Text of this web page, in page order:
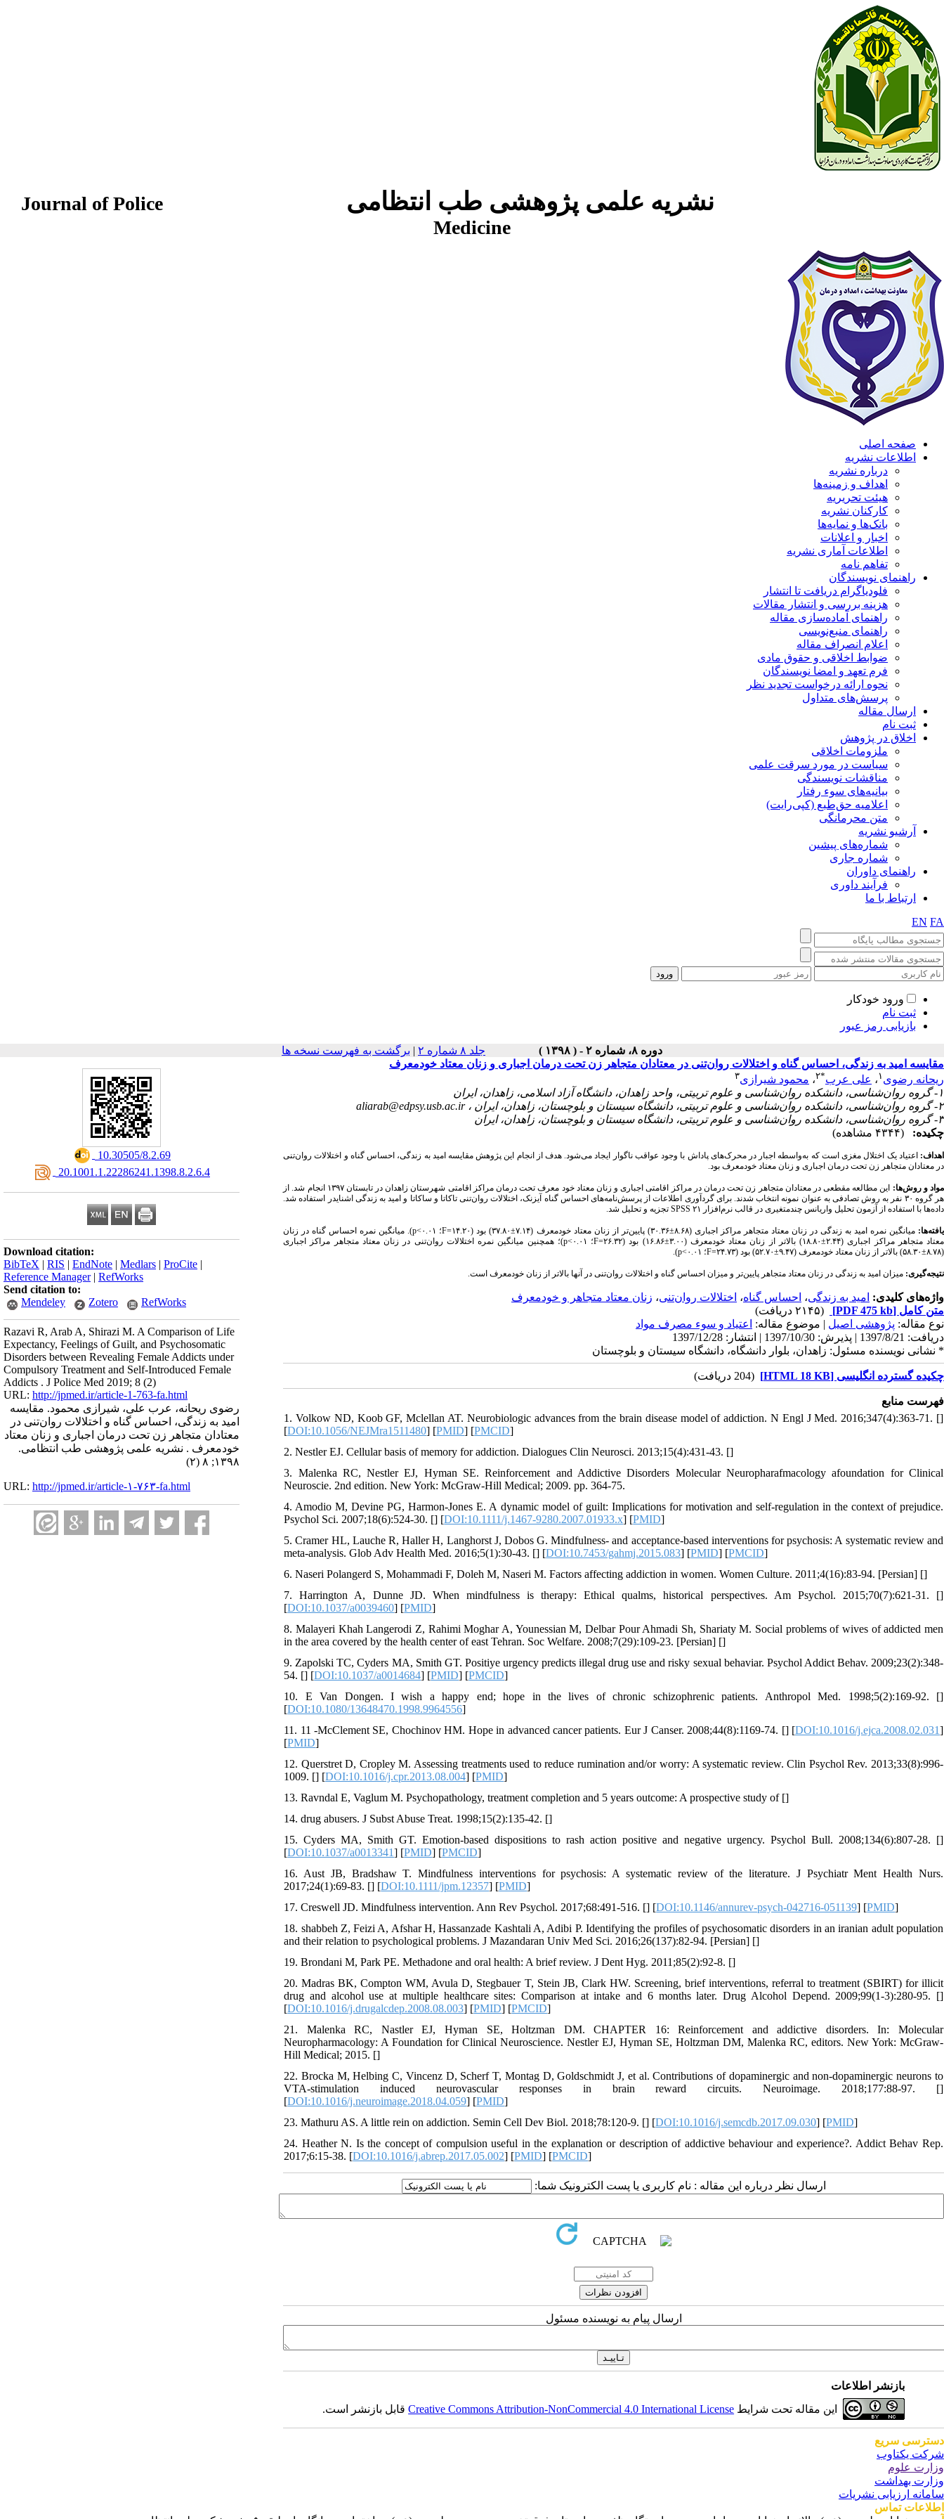
نشریه علمی پژوهشی طب انتظامی
Journal of Police
Medicine
صفحه اصلی
اطلاعات نشریه
درباره نشریه
اهداف و زمینه‌ها
هیئت تحریریه
کارکنان نشریه
بانک‌ها و نمایه‌ها
اخبار و اعلانات
اطلاعات آماری نشریه
تفاهم نامه
راهنمای نویسندگان
فلودیاگرام دریافت تا انتشار
هزینه بررسی و انتشار مقالات
راهنمای آماده‌سازی مقاله
راهنمای منبع‌نویسی
اعلام انصراف مقاله
ضوابط اخلاقی و حقوق مادی
فرم تعهد و امضا نویسندگان
نحوه ارائه درخواست تجدید نظر
پرسش‌های متداول
ارسال مقاله
ثبت نام
اخلاق در پژوهش
ملزومات اخلاقی
سیاست در مورد سرقت علمی
مناقشات نویسندگی
بیانیه‌های سوء رفتار
اعلامیه حق‌طبع (کپی‌رایت)
متن محرمانگی
آرشیو نشریه
شماره‌های پیشین
شماره جاری
راهنمای داوران
فرآیند داوری
ارتباط با ما
EN FA
ورود خودکار
ثبت نام
بازیابی رمز عبور
دوره ۸، شماره ۲ - ( ۱۳۹۸ ) جلد ۸ شماره ۲ | برگشت به فهرست نسخه ها
‎ 10.30505/8.2.69
‎ 20.1001.1.22286241.1398.8.2.6.4
Download citation:
BibTeX | RIS | EndNote | Medlars | ProCite |
Reference Manager| RefWorks
Send citation to:
Mendeley
Zotero RefWorks
Razavi R, Arab A, Shirazi M. A Comparison of Life
Expectancy, Feelings of Guilt, and Psychosomatic
Disorders between Revealing Female Addicts under
Compulsory Treatment and Self-Introduced Female
Addicts . J Police Med 2019; 8 (2)
URL: http://jpmed.ir/article-1-763-fa.html
رضوی ریحانه، عرب علی، شیرازی محمود. مقایسه
امید به زندگی، احساس گناه و اختلالات روان‌تنی در
معتادان متجاهر زن تحت درمان اجباری و زنان معتاد
خودمعرف . نشریه علمی پژوهشی طب انتظامی.
۱۳۹۸; ۸ (۲)
URL: http://jpmed.ir/article-۱-۷۶۳-fa.html
مقایسه امید به زندگی، احساس گناه و اختلالات روان‌تنی در معتادان متجاهر زن تحت درمان اجباری و زنان معتاد خودمعرف
ریحانه رضوی ۱ ، علی عرب*۲، محمود شیرازی۳
۱- گروه روان‌شناسی، دانشکده روان‌شناسی و علوم تربیتی، واحد زاهدان، دانشگاه آزاد اسلامی، زاهدان، ایران
۲- گروه روان‌شناسی، دانشکده روان‌شناسی و علوم تربیتی، دانشگاه سیستان و بلوچستان، زاهدان، ایران ،
aliarab@edpsy.usb.ac.ir
۳- گروه روان‌شناسی، دانشکده روان‌شناسی و علوم تربیتی، دانشگاه سیستان و بلوچستان، زاهدان، ایران
چکیده:
(۴۳۴۴ مشاهده)
اهداف: اعتیاد یک اختلال مغزی است که به‌واسطه اجبار در محرک‌های پاداش با وجود عواقب ناگوار ایجاد می‌شود. هدف از انجام این پژوهش مقایسه امید به زندگی، احساس گناه و اختلالات روان‌تنی
در معتادان متجاهر زن تحت درمان اجباری و زنان معتاد خودمعرف بود.
مواد و روش‌ها:
این مطالعه مقطعی در معتادان متجاهر زن تحت درمان در مراکز اقامتی اجباری و زنان معتاد خود معرف تحت درمان مراکز اقامتی شهرستان زاهدان در تابستان ۱۳۹۷ انجام شد. از
هر گروه ۳۰ نفر به روش تصادفی به عنوان نمونه انتخاب شدند. برای گردآوری اطلاعات از پرسش‌نامه‌های احساس گناه آیزنک، اختلالات روان‌تنی تاکاتا و ساکاتا و امید به زندگی اشنایدر استفاده شد.
داده‌ها با استفاده از آزمون تحلیل واریانس چندمتغیری در قالب نرم‌افزار SPSS ۲۱ تجزیه و تحلیل شد.
یافته‌ها: میانگین نمره امید به زندگی در زنان معتاد متجاهر مراکز اجباری (۸.۶۸±۳۰.۳۶) پایین‌تر از زنان معتاد خودمعرف (۷.۱۴±۳۷.۸۰) بود (۱۴.۲۰= F؛ ۰.۰۱ p<). میانگین نمره احساس گناه در زنان
معتاد متجاهر مراکز اجباری (۲.۴۴±۱۸.۸۰) بالاتر از زنان معتاد خودمعرف (۳.۰۰±۱۶.۸۶) بود (۲۶.۳۲=
F؛ ۰.۰۱ p<)؛ همچنین میانگین نمره اختلالات روان‌تنی در زنان معتاد متجاهر مراکز اجباری
(۸.۷۸±۵۸.۳۰) بالاتر از زنان معتاد خودمعرف (۹.۴۷±۵۲.۷۰) بود (۲۴.۷۳=
F؛ ۰.۰۱ p<
).
نتیجه‌گیری: میزان امید به زندگی در زنان معتاد متجاهر پایین‌تر و میزان احساس گناه و اختلالات روان‌تنی در آنها بالاتر از زنان خودمعرف است.
واژه‌های کلیدی: امید به زندگی، احساس گناه، اختلالات روان‌تنی، زنان معتاد متجاهر و خودمعرف
متن کامل [PDF 475 kb]
(۲۱۴۵ دریافت)
نوع مقاله: پژوهشی اصيل | موضوع مقاله:
اعتیاد و سوء مصرف مواد
دریافت: 1397/8/21 | پذیرش: 1397/10/30 | انتشار: 1397/12/28
* نشانی نویسنده مسئول: زاهدان، بلوار دانشگاه، دانشگاه سیستان و بلوچستان
چکیده گسترده انگلیسی [HTML 18 KB] (204 دریافت)
فهرست منابع
1. Volkow ND, Koob GF, Mclellan AT. Neurobiologic advances from the brain disease model of addiction. N Engl J Med. 2016;347(4):363-71. []
[DOI:10.1056/NEJMra1511480] [PMID] [PMCID]
2. Nestler EJ. Cellular basis of memory for addiction. Dialogues Clin Neurosci. 2013;15(4):431-43. []
3. Malenka RC, Nestler EJ, Hyman SE. Reinforcement and Addictive Disorders Molecular Neuropharafmacology afoundation for Clinical
Neuroscie. 2nd edition. New York: McGraw-Hill Medical; 2009. pp. 364-75.
4. Amodio M, Devine PG, Harmon-Jones E. A dynamic model of guilt: Implications for motivation and self-regulation in the context of prejudice.
Psychol Sci. 2007;18(6):524-30. [] [DOI:10.1111/j.1467-9280.2007.01933.x] [PMID]
5. Cramer HL, Lauche R, Haller H, Langhorst J, Dobos G. Mindfulness- and acceptance-based interventions for psychosis: A systematic review and
meta-analysis. Glob Adv Health Med. 2016;5(1):30-43. [] [DOI:10.7453/gahmj.2015.083] [PMID] [PMCID]
6. Naseri Polangerd S, Mohammadi F, Doleh M, Naseri M. Factors affecting addiction in women. Women Culture. 2011;4(16):83-94. [Persian] []
7. Harrington A, Dunne JD. When mindfulness is therapy: Ethical qualms, historical perspectives. Am Psychol. 2015;70(7):621-31. []
[DOI:10.1037/a0039460] [PMID]
8. Malayeri Khah Langerodi Z, Rahimi Moghar A, Younessian M, Delbar Pour Ahmadi Sh, Shariaty M. Social problems of wives of addicted men
in the area covered by the health center of east Tehran. Soc Welfare. 2008;7(29):109-23. [Persian] []
9. Zapolski TC, Cyders MA, Smith GT. Positiye urgency predicts illegal drug use and risky sexual behaviar. Psychol Addict Behav. 2009;23(2):348-
54. [] [DOI:10.1037/a0014684] [PMID] [PMCID]
10. E Van Dongen. I wish a happy end; hope in the lives of chronic schizophrenic patients. Anthropol Med. 1998;5(2):169-92. []
[DOI:10.1080/13648470.1998.9964556]
11. 11 -McClement SE, Chochinov HM. Hope in advanced cancer patients. Eur J Canser. 2008;44(8):1169-74. [] [DOI:10.1016/j.ejca.2008.02.031]
[PMID]
12. Querstret D, Cropley M. Assessing treatments used to reduce rumination and/or worry: A systematic review. Clin Psychol Rev. 2013;33(8):996-
1009. [] [DOI:10.1016/j.cpr.2013.08.004] [PMID]
13. Ravndal E, Vaglum M. Psychopathology, treatment completion and 5 years outcome: A prospective study of []
14. drug abusers. J Subst Abuse Treat. 1998;15(2):135-42. []
15. Cyders MA, Smith GT. Emotion-based dispositions to rash action positive and negative urgency. Psychol Bull. 2008;134(6):807-28. []
[DOI:10.1037/a0013341] [PMID] [PMCID]
16. Aust JB, Bradshaw T. Mindfulness interventions for psychosis: A systematic review of the literature. J Psychiatr Ment Health Nurs.
2017;24(1):69-83. [] [DOI:10.1111/jpm.12357] [PMID]
17. Creswell JD. Mindfulness intervention. Ann Rev Psychol. 2017;68:491-516. [] [DOI:10.1146/annurev-psych-042716-051139] [PMID]
18. shabbeh Z, Feizi A, Afshar H, Hassanzade Kashtali A, Adibi P. Identifying the profiles of psychosomatic disorders in an iranian adult population
and their relation to psychological problems. J Mazandaran Univ Med Sci. 2016;26(137):82-94. [Persian] []
19. Brondani M, Park PE. Methadone and oral health: A brief review. J Dent Hyg. 2011;85(2):92-8. []
20. Madras BK, Compton WM, Avula D, Stegbauer T, Stein JB, Clark HW. Screening, brief interventions, referral to treatment (SBIRT) for illicit
drug and alcohol use at multiple healthcare sites: Comparison at intake and 6 months later. Drug Alcohol Depend. 2009;99(1-3):280-95. []
[DOI:10.1016/j.drugalcdep.2008.08.003] [PMID] [PMCID]
21. Malenka RC, Nastler EJ, Hyman SE, Holtzman DM. CHAPTER 16: Reinforcement and addictive disorders. In: Molecular
Neuropharmacology: A Foundation for Clinical Neuroscience. Nestler EJ, Hyman SE, Holtzman DM, Malenka RC, editors. New York: McGraw-
Hill Medical; 2015. []
22. Brocka M, Helbing C, Vincenz D, Scherf T, Montag D, Goldschmidt J, et al. Contributions of dopaminergic and non-dopaminergic neurons to
VTA-stimulation induced neurovascular responses in brain reward circuits. Neuroimage. 2018;177:88-97. []
[DOI:10.1016/j.neuroimage.2018.04.059] [PMID]
23. Mathuru AS. A little rein on addiction. Semin Cell Dev Biol. 2018;78:120-9. [] [DOI:10.1016/j.semcdb.2017.09.030] [PMID]
24. Heather N. Is the concept of compulsion useful in the explanation or description of addictive behaviour and experience?. Addict Behav Rep.
2017;6:15-38. [DOI:10.1016/j.abrep.2017.05.002] [PMID] [PMCID]
ارسال نظر درباره این مقاله : نام کاربری یا پست الکترونیک شما:
ارسال پیام به نویسنده مسئول
بازنشر اطلاعات
این مقاله تحت شرایط Creative Commons Attribution-NonCommercial 4.0 International Licenseقابل بازنشر است.
دسترسی سریع
شرکت یکتاوب
وزارت علوم
وزارت بهداشت
سامانه ارزیابی نشریات
اطلاعات تماس